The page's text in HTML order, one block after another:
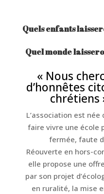
Quels enfants
Quel monde
« Nous
d’honnêtes
chrétiens
L’association est
faire vivre une école
fermée, faute
Réouverte en hors-
elle propose une
par son projet
en ruralité, la mise